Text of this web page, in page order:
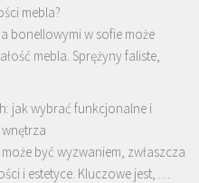
mebla?
bonellowymi w sofie może
mebla. Sprężyny faliste,
jak wybrać funkcjonalne i
być wyzwaniem, zwłaszcza
i estetyce. Kluczowe jest, …